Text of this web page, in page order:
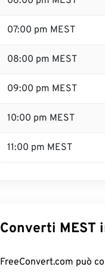
07:00 pm MEST
08:00 pm MEST
09:00 pm MEST
10:00 pm MEST
11:00 pm MEST
Converti
FreeConvert.com può